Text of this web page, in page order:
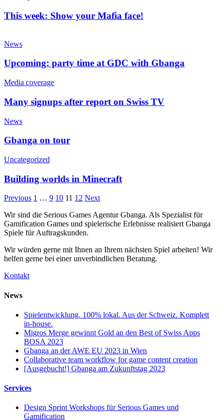
This week: Show your Mafia face!
News
Upcoming: party time at GDC with Gbanga
Media coverage
Many signups after report on Swiss TV
News
Gbanga on tour
Uncategorized
Building worlds in Minecraft
Previous 1 … 9 10 11 12 Next
Wir sind die Serious Games Agentur Gbanga. Als Spezialist für
Gamification Games und spielerische Erlebnisse realisiert Gbanga
Spiele für Auftragskunden.
Wir würden gerne mit Ihnen an Ihrem nächsten Spiel arbeiten! Wir
helfen gerne bei einer unverbindlichen Beratung.
Kontakt
News
Spielentwicklung. 100% lokal. Aus der Schweiz. Komplett
in-house.
Migros Merge gewinnt Gold an den Best of Swiss Apps
BOSA 2023
Gbanga an der AWE EU 2023 in Wien
Collaborative team workflow for game content creation
[Ausgebucht!] Gbanga am Zukunftstag 2023
Services
Design Sprint Workshops für Serious Games und
Gamification